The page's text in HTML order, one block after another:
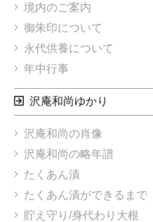
境内のご案内
御朱印について
永代供養について
年中行事
沢庵和尚ゆかり
沢庵和尚の肖像
沢庵和尚の略年譜
たくあん漬
たくあん漬ができるまで
貯え守り/身代わり大根